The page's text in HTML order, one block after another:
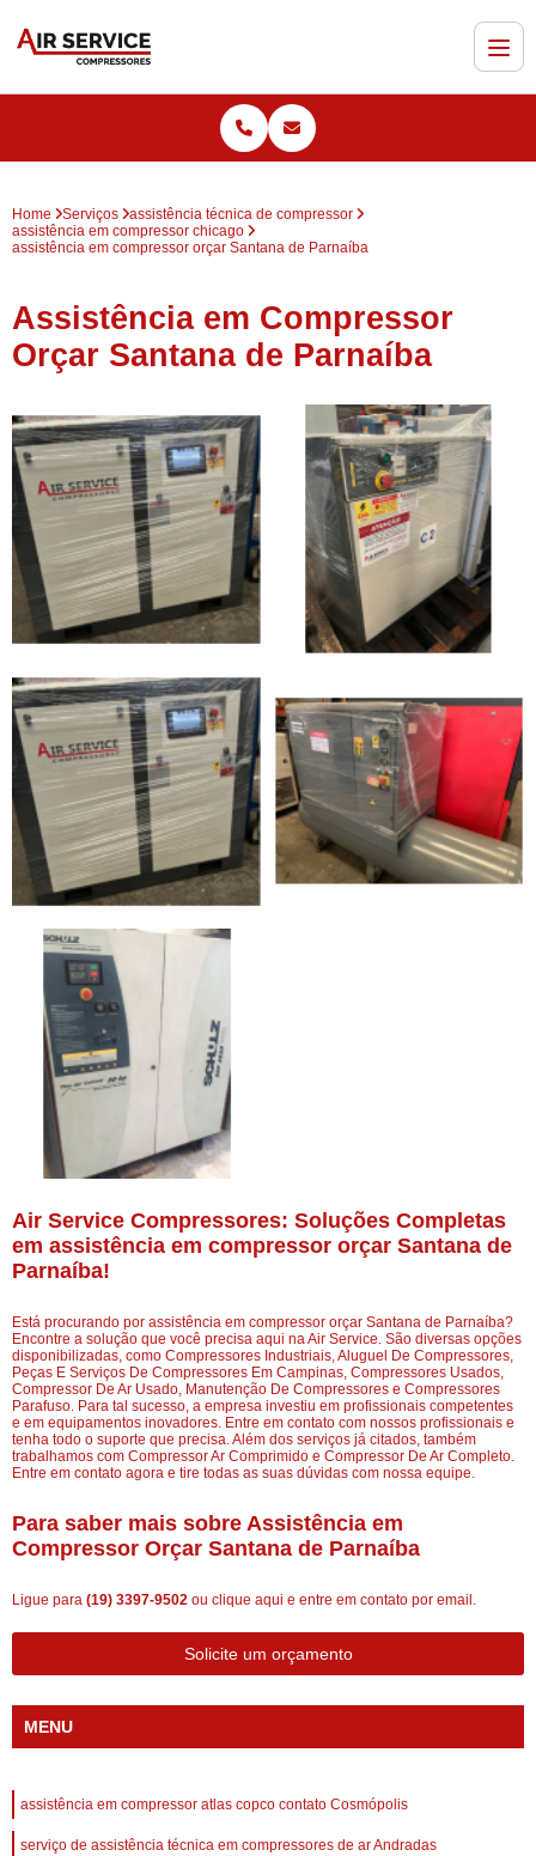
Home Serviços
assistência técnica de compressor
assistência em compressor chicago
assistência em compressor orçar Santana de Parnaíba
Assistência em Compressor
Orçar Santana de Parnaíba
Air Service Compressores: Soluções Completas
em assistência em compressor orçar Santana de
Parnaíba!
Está procurando por assistência em compressor orçar Santana de Parnaíba?
Encontre a solução que você precisa aqui na Air Service. São diversas opções
disponibilizadas, como Compressores Industriais, Aluguel De Compressores,
Peças E Serviços De Compressores Em Campinas, Compressores Usados,
Compressor De Ar Usado, Manutenção De Compressores e Compressores
Parafuso. Para tal sucesso, a empresa investiu em profissionais competentes
e em equipamentos inovadores. Entre em contato com nossos profissionais e
tenha todo o suporte que precisa. Além dos serviços já citados, também
trabalhamos com Compressor Ar Comprimido e Compressor De Ar Completo.
Entre em contato agora e tire todas as suas dúvidas com nossa equipe.
Para saber mais sobre Assistência em
Compressor Orçar Santana de Parnaíba
Ligue para (19) 3397-9502 ou clique aqui e entre em contato por email.
Solicite um orçamento
MENU
assistência em compressor atlas copco contato Cosmópolis
serviço de assistência técnica em compressores de ar Andradas